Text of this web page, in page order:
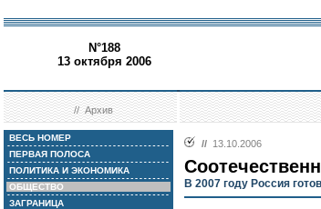
N°188
13 октября 2006
//Архив
ВЕСЬ НОМЕР
ПЕРВАЯ ПОЛОСА
ПОЛИТИКА И ЭКОНОМИКА
ОБЩЕСТВО
ЗАГРАНИЦА
// 13.10.2006
В 2007 году Россия